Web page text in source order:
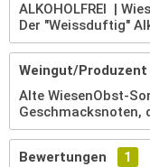
ALKOHOLFREI |
Der "Weissduftig"
Weingut/Produzent
Alte WiesenObst-
Geschmacksnoten,
Bewertungen
1